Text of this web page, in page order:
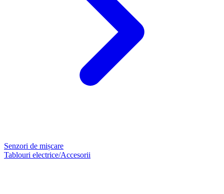
Senzori de mișcare
Tablouri electrice/Accesorii